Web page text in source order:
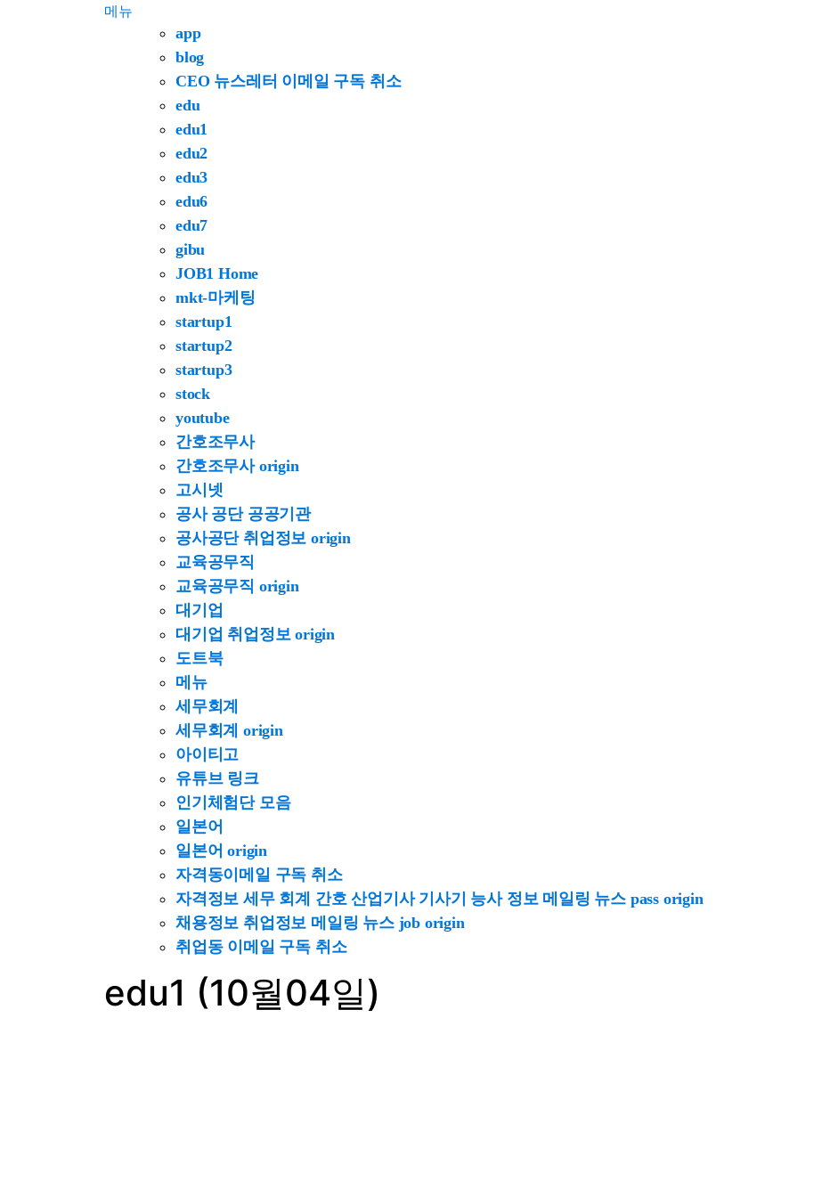
메뉴
app
blog
CEO 뉴스레터 이메일 구독 취소
edu
edu1
edu2
edu3
edu6
edu7
gibu
JOB1 Home
mkt-마케팅
startup1
startup2
startup3
stock
youtube
간호조무사
간호조무사 origin
고시넷
공사 공단 공공기관
공사공단 취업정보 origin
교육공무직
교육공무직 origin
대기업
대기업 취업정보 origin
도트북
메뉴
세무회계
세무회계 origin
아이티고
유튜브 링크
인기체험단 모음
일본어
일본어 origin
자격동이메일 구독 취소
자격정보 세무 회계 간호 산업기사 기사기 능사 정보 메일링 뉴스 pass origin
채용정보 취업정보 메일링 뉴스 job origin
취업동 이메일 구독 취소
edu1 (10월04일)